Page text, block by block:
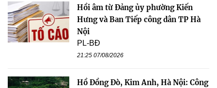
Hồi âm từ Đảng ủy phường Kiến
Hưng và Ban Tiếp công dân TP Hà
Nội
PL-BĐ
21:25 07/08/2026
Hồ Đồng Đò, Kim Anh, Hà Nội: Công